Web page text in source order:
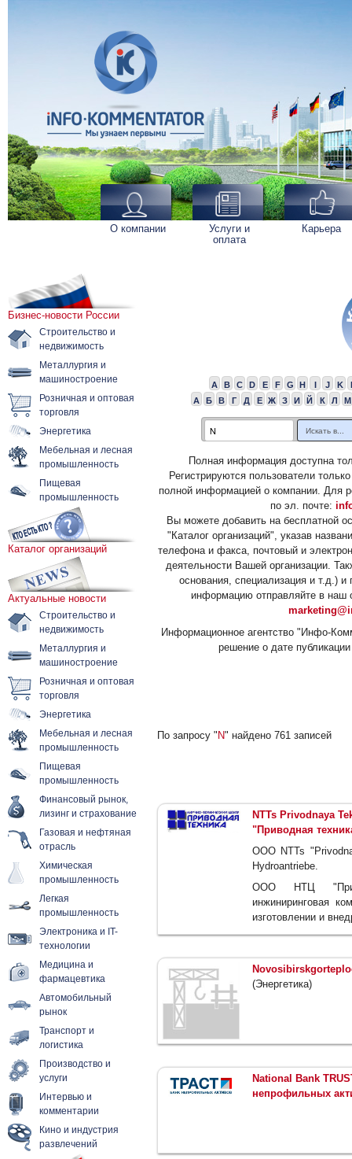
О компании
Услуги и
оплата
Карьера
Бизнес-новости России
Строительство и
недвижимость
Металлургия и
машиностроение
Розничная и оптовая
торговля
Энергетика
Мебельная и лесная
промышленность
Пищевая
промышленность
Каталог организаций
Актуальные новости
Строительство и
недвижимость
Металлургия и
машиностроение
Розничная и оптовая
торговля
Энергетика
Мебельная и лесная
промышленность
Пищевая
промышленность
Финансовый рынок,
лизинг и страхование
Газовая и нефтяная
отрасль
Химическая
промышленность
Легкая
промышленность
Электроника и IT-
технологии
Медицина и
фармацевтика
Автомобильный
рынок
Транспорт и
логистика
Производство и
услуги
Интервью и
комментарии
Кино и индустрия
развлечений
A B C D E F G H I J K
А
Б В Г Д Е Ж З И Й К Л М
Полная информация доступна
Регистрируются пользователи
полной информацией о компании. Для
по эл. почте:
Вы можете добавить на бесплатной
"Каталог организаций", указав
телефона и факса, почтовый и
деятельности Вашей организации.
основания, специализация и т.д.)
информацию отправляйте в наш
Информационное агентство "Инфо-
решение о дате
По запросу " N" найдено 761 записей
NTTs Privodnaya
"Приводная
OOO NTTs
Hydroantriebe.
ООО НТЦ
инжиниринговая
изготовлении и
(Энергетика)
National Bank
непрофильных